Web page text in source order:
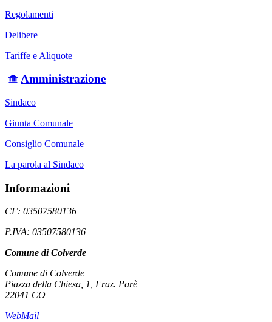
Regolamenti
Delibere
Tariffe e Aliquote
Amministrazione
Sindaco
Giunta Comunale
Consiglio Comunale
La parola al Sindaco
Informazioni
CF: 03507580136
P.IVA: 03507580136
Comune di Colverde
Comune di Colverde
Piazza della Chiesa, 1, Fraz. Parè
22041 CO
WebMail